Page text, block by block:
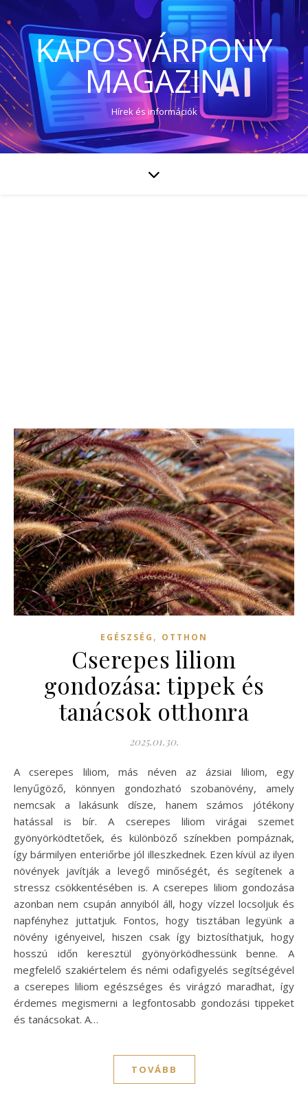
KAPOSVÁRPONY
MAGAZIN
Hírek és információk
EGÉSZSÉG , OTTHON
Cserepes liliom
gondozása: tippek és
tanácsok otthonra
2025.01.30.
A cserepes liliom, más néven az ázsiai liliom, egy
lenyűgöző, könnyen gondozható szobanövény, amely
nemcsak a lakásunk dísze, hanem számos jótékony
hatással is bír. A cserepes liliom virágai szemet
gyönyörködtetőek, és különböző színekben pompáznak,
így bármilyen enteriőrbe jól illeszkednek. Ezen kívül az ilyen
növények javítják a levegő minőségét, és segítenek a
stressz csökkentésében is. A cserepes liliom gondozása
azonban nem csupán annyiból áll, hogy vízzel locsoljuk és
napfényhez juttatjuk. Fontos, hogy tisztában legyünk a
növény igényeivel, hiszen csak így biztosíthatjuk, hogy
hosszú időn keresztül gyönyörködhessünk benne. A
megfelelő szakiértelem és némi odafigyelés segítségével
a cserepes liliom egészséges és virágzó maradhat, így
érdemes megismerni a legfontosabb gondozási tippeket
és tanácsokat. A…
TOVÁBB